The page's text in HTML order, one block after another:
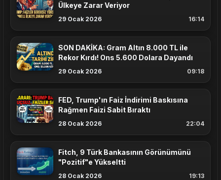
Ülkeye Zarar Veriyor
29 Ocak 2026 16:14
SON DAKİKA: Gram Altın 8.000 TL ile
Rekor Kırdı! Ons 5.600 Dolara Dayandı
29 Ocak 2026 09:18
FED, Trump'ın Faiz İndirimi Baskısına
Rağmen Faizi Sabit Bıraktı
28 Ocak 2026 22:04
Fitch, 9 Türk Bankasının Görünümünü
"Pozitif"e Yükseltti
28 Ocak 2026 19:13